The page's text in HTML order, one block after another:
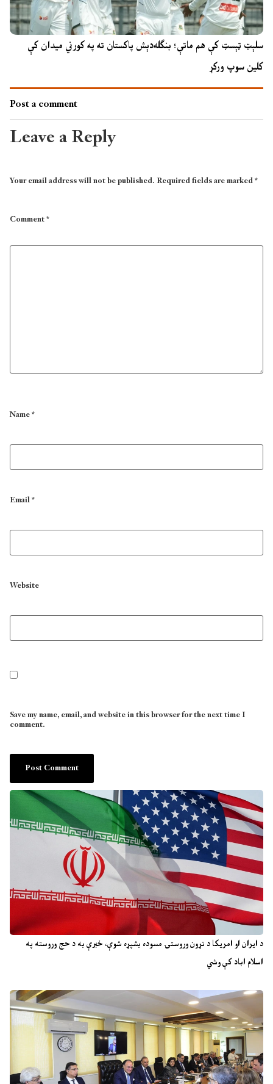
د ایران او امریکا د تړون وروستۍ مسوده بشپړه شوې، خبرې به د حج وروسته په
اسلام اباد کې وشي
سلېټ ټېسټ کې هم ماتې؛ بنګله‌دېش پاکستان ته په کورني میدان کې
کلین سوپ ورکړ
Post a comment
Leave a Reply
Your email address will not be published.Required fields are marked*
Comment*
Name*
Email*
Website
Save my name, email, and website in this browser for the next time I
comment.